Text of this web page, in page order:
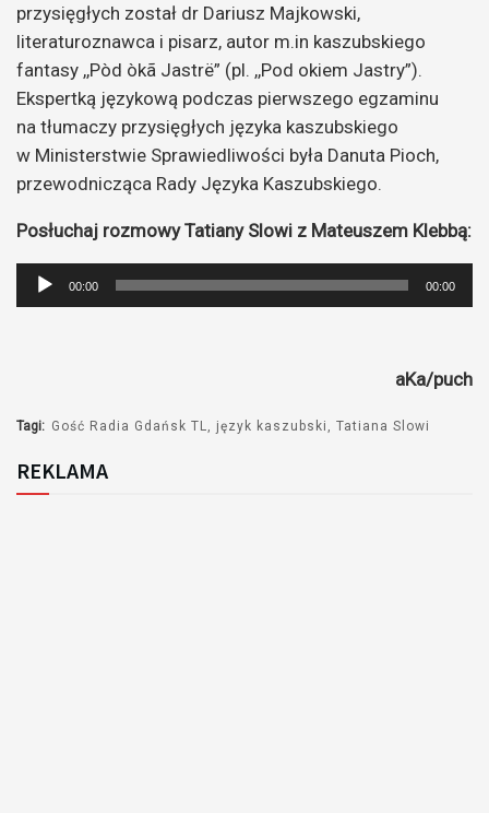
przysięgłych został dr Dariusz Majkowski,
literaturoznawca i pisarz, autor m.in kaszubskiego
fantasy ,,Pòd òkã Jastrë” (pl. ,,Pod okiem Jastry”).
Ekspertką językową podczas pierwszego egzaminu
na tłumaczy przysięgłych języka kaszubskiego
w Ministerstwie Sprawiedliwości była Danuta Pioch,
przewodnicząca Rady Języka Kaszubskiego.
Posłuchaj rozmowy Tatiany Slowi z Mateuszem Klebbą:
Odtwarzacz
plików
00:00 00:00
aKa/puch
Tagi: Gość Radia Gdańsk TL język kaszubski Tatiana Slowi
REKLAMA